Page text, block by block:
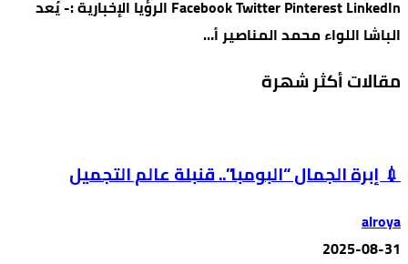
Facebook Twitter Pinterest LinkedIn الرؤيا الإخبارية :- يُعد
الباشا اللواء محمد المناصير أ…
مقالات أكثر شهرة
💉 إبرة الجمال “البومبا”.. قنبلة عالم التجميل
alroya
2025-08-31